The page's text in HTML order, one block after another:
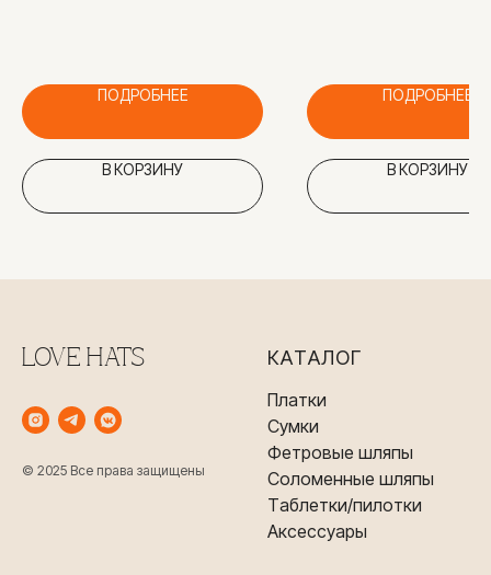
ПОДРОБНЕЕ
В КОРЗИНУ
ПОДРОБНЕЕ
В КОРЗИНУ
LOVE HATS
© 2025 Все права защищены
КАТАЛОГ
Платки
Сумки
Фетровые шляпы
Соломенные шляпы
Таблетки/пилотки
Аксессуары